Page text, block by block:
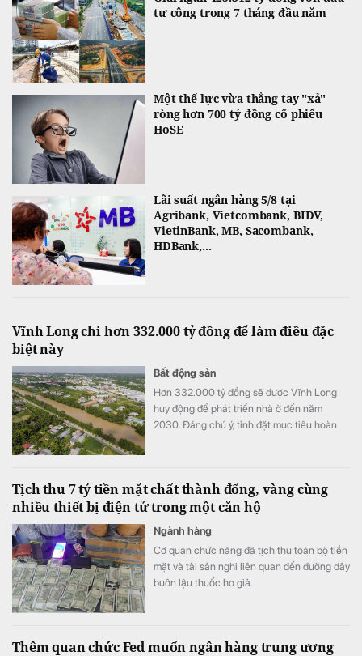
tư công trong 7 tháng đầu năm
Một thế lực vừa thẳng tay "xả"
ròng hơn 700 tỷ đồng cổ phiếu
HoSE
Lãi suất ngân hàng 5/8 tại
Agribank, Vietcombank, BIDV,
VietinBank, MB, Sacombank,
HDBank,...
Vĩnh Long chi hơn 332.000 tỷ đồng để làm điều đặc
biệt này
Bất động sản
Hơn 332.000 tỷ đồng sẽ được Vĩnh Long
huy động để phát triển nhà ở đến năm
2030. Đáng chú ý, tỉnh đặt mục tiêu hoàn
Tịch thu 7 tỷ tiền mặt chất thành đống, vàng cùng
nhiều thiết bị điện tử trong một căn hộ
Ngành hàng
Cơ quan chức năng đã tịch thu toàn bộ tiền
mặt và tài sản nghi liên quan đến đường dây
buôn lậu thuốc ho giả.
Thêm quan chức Fed muốn ngân hàng trung ương